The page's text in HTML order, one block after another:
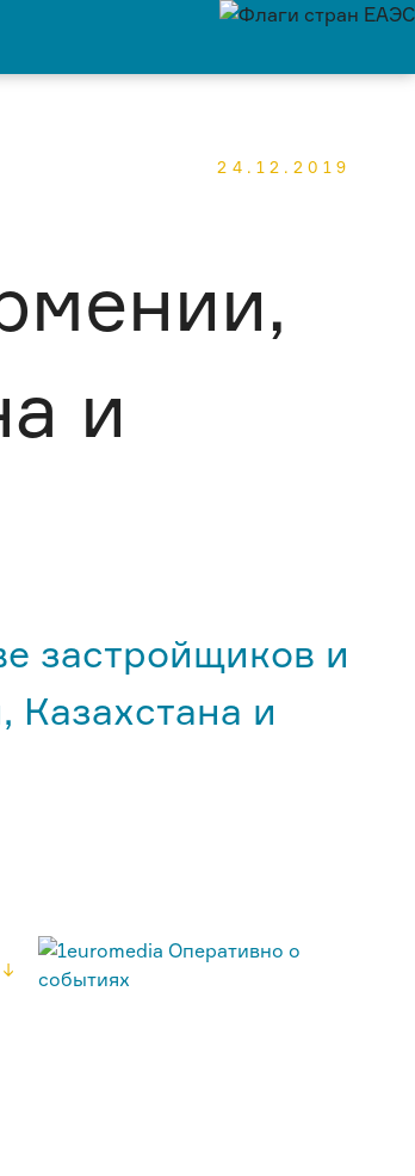
24.12.2019
и
застройщиков и
Казахстана и